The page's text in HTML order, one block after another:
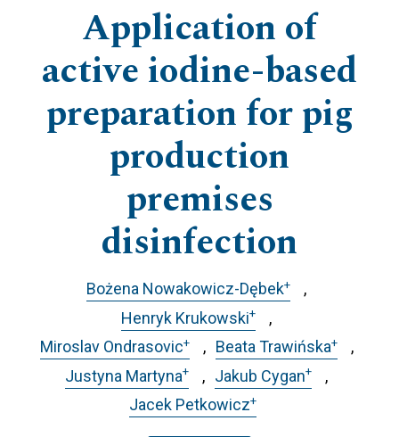
Application of
active iodine-based
preparation for pig
production
premises
disinfection
Bożena Nowakowicz-Dębek+
Henryk Krukowski+
Miroslav Ondrasovic+ Beata Trawińska+
Justyna Martyna+ Jakub Cygan+
Jacek Petkowicz+